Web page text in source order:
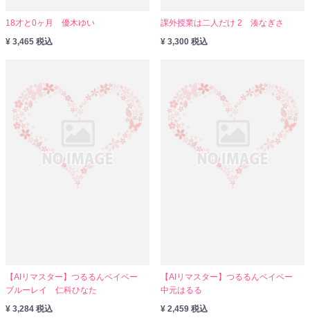
18才と0ヶ月 優木ゆい
¥ 3,465 税込
課外授業は二人だけ 2 湊なぎさ
¥ 3,300 税込
【AIリマスター】つるるんベイベー
ブルーレイ 仁科ひなた
¥ 3,284 税込
【AIリマスター】つるるんベイベー
中元はるる
¥ 2,459 税込